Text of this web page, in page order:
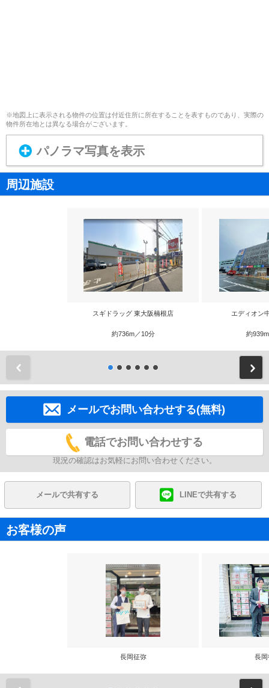
※地図上に表示される物件の位置は付近住所に所在することを表すものであり、実際の
物件所在地とは異なる場合がございます。
パノラマ写真を表示
周辺施設
スギドラッグ 東大阪楠根店
約736m／10分
エディオン
約
メールでお問い合わせする(無料)
電話でお問い合わせする
現況の確認はお気軽にお問い合わせください。
メールで共有する LINEで共有する
お客様の声
長岡征弥 長岡